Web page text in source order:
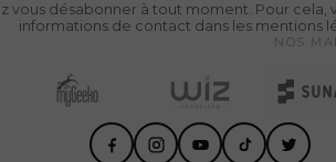
NOS
vous désabonner à tout moment. Pour cela,
informations de contact dans les mentions